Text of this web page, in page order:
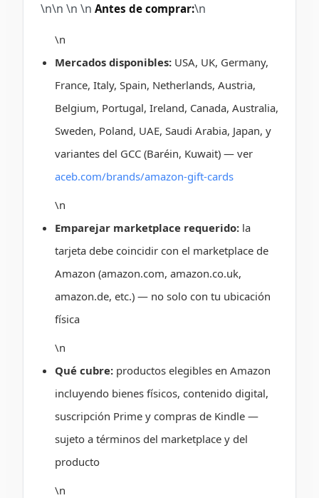
\n\n \n \n Antes de comprar:\n
\n
Mercados disponibles: USA, UK, Germany,
France, Italy, Spain, Netherlands, Austria,
Belgium, Portugal, Ireland, Canada, Australia,
Sweden, Poland, UAE, Saudi Arabia, Japan, y
variantes del GCC (Baréin, Kuwait) — ver
aceb.com/brands/amazon-gift-cards
\n
Emparejar marketplace requerido: la
tarjeta debe coincidir con el marketplace de
Amazon (amazon.com, amazon.co.uk,
amazon.de, etc.) — no solo con tu ubicación
física
\n
Qué cubre: productos elegibles en Amazon
incluyendo bienes físicos, contenido digital,
suscripción Prime y compras de Kindle —
sujeto a términos del marketplace y del
producto
\n